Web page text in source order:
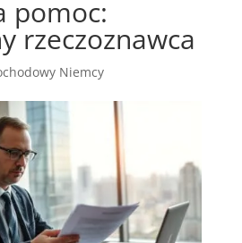
pomoc:
rzeczoznawca
Niemcy